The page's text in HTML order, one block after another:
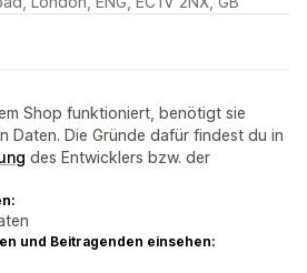
Shop funktioniert, benötigt sie
Daten. Die Gründe dafür findest du in
des Entwicklers bzw. der
und Beitragenden einsehen: